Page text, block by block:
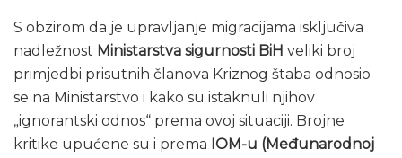
S obzirom da je upravljanje migracijama isključiva
nadležnost Ministarstva sigurnosti BiH veliki broj
primjedbi prisutnih članova Kriznog štaba odnosio
se na Ministarstvo i kako su istaknuli njihov
„ignorantski odnos“ prema ovoj situaciji. Brojne
kritike upućene su i prema IOM-u (Međunarodnoj